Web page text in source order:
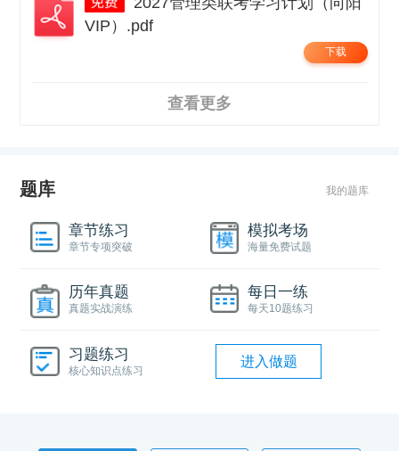
VIP）.pdf
下载
查看更多
题库 我的题库
章节练习
章节专项突破
模拟考场
海量免费试题
历年真题
真题实战演练
每日一练
每天10题练习
习题练习
核心知识点练习
进入做题